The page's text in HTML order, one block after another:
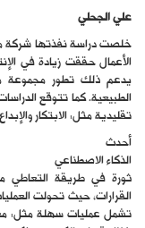
علي الجحلي
خلصت دراسة نفذتها شركة
يدعم ذلك تطور مجموعة من
الطبيعية. كما تتوقع
تقليدية مثل: الابتكار
أحدث
الذكاء الاصطناعي
ثورة في طريقة التعاطي
القرارات، حيث تحولت
تشمل عمليات سهلة مثل: